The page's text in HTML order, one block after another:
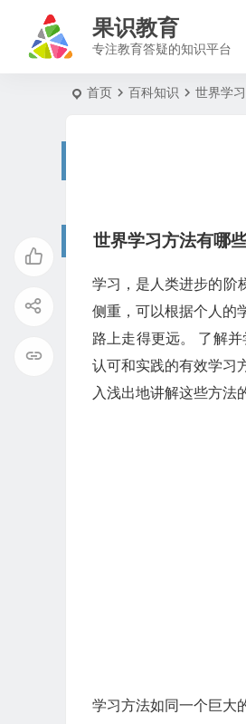
果识教育
专注教育答疑的知识平台
首页 百科知识 世界学
世界学习方法有哪
学习，是人类进步的阶
侧重，可以根据个人的
路上走得更远。 了解
认可和实践的有效学习
入浅出地讲解这些方法
学习方法如同一个巨大